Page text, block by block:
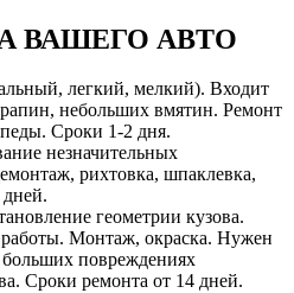
ВАШЕГО АВТО
легкий, мелкий). Входит
небольших вмятин. Ремонт
Сроки 1-2 дня.
незначительных
рихтовка, шпаклевка,
геометрии кузова.
Монтаж, окраска. Нужен
повреждениях
Сроки ремонта от 14 дней.